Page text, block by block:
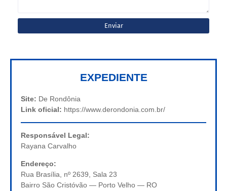
EXPEDIENTE
Site: De Rondônia
Link oficial: https://www.derondonia.com.br/
Responsável Legal:
Rayana Carvalho
Endereço:
Rua Brasília, nº 2639, Sala 23
Bairro São Cristóvão — Porto Velho — RO